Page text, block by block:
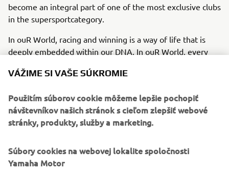
become an integral part of one of the most exclusive clubs
in the supersportcategory.
In ouR World, racing and winning is a way of life that is
deeply embedded within our DNA. In ouR World, every
to our MotoGP-winning YZR-M1 race bike. And in ouR
experience the real meaning of supersport performance.
No other manufacturer is able to offer such a broad choice
1,000cc. From the YZF-R1M through to the YZF-R1, YZF-
R6, YZF-R3 and YZF-R125, each R-series model is
designed and manufactured using the most sophisticated
VÁŽIME SI VAŠE SÚKROMIE
Použitím súborov cookie môžeme lepšie pochopiť
návštevníkov našich stránok s cieľom zlepšiť webové
stránky, produkty, služby a marketing.
Súbory cookies na webovej lokalite spoločnosti
Yamaha Motor